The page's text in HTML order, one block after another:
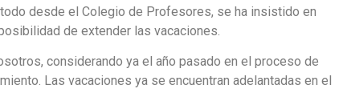
desde el Colegio de Profesores, se ha insistido en
de extender las vacaciones.
considerando ya el año pasado en el proceso de
Las vacaciones ya se encuentran adelantadas en el